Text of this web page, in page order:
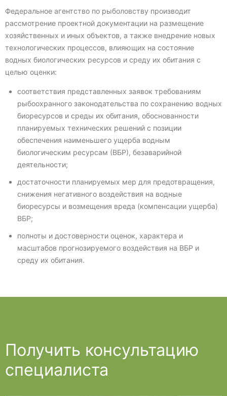
Федеральное агентство по рыболовству производит
рассмотрение проектной документации на размещение
хозяйственных и иных объектов, а также внедрение новых
технологических процессов, влияющих на состояние
водных биологических ресурсов и среду их обитания с
целью оценки:
соответствия представленных заявок требованиям
рыбоохранного законодательства по сохранению водных
биоресурсов и среды их обитания, обоснованности
планируемых технических решений с позиции
обеспечения наименьшего ущерба водным
биологическим ресурсам (ВБР), безаварийной
деятельности;
достаточности планируемых мер для предотвращения,
снижения негативного воздействия на водные
биоресурсы и возмещения вреда (компенсации ущерба)
ВБР;
полноты и достоверности оценок, характера и
масштабов прогнозируемого воздействия на ВБР и
среду их обитания.
Получить консультацию
специалиста